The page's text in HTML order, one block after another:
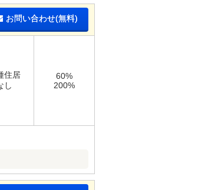
お問い合わせ(無料)
住居
し
60%
200%